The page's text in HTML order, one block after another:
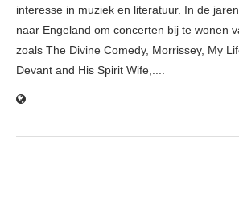
interesse in muziek en literatuur. In de
naar Engeland om concerten bij te wonen
zoals The Divine Comedy, Morrissey, My
Devant and His Spirit Wife,....